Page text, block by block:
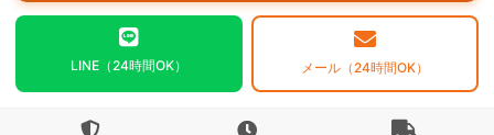
LINE（24時間OK） メール（24時間OK）